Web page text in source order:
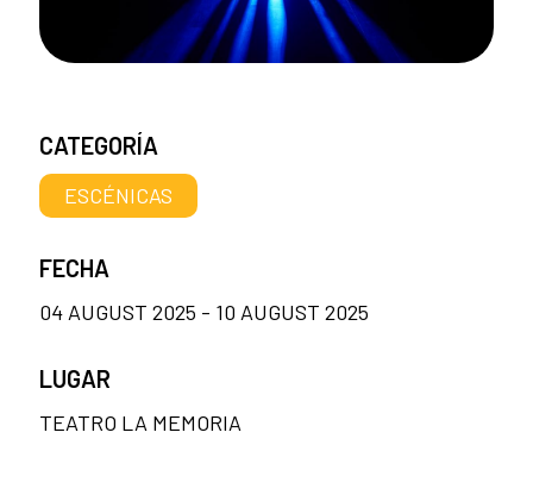
CATEGORÍA
ESCÉNICAS
FECHA
04 AUGUST 2025 - 10 AUGUST 2025
LUGAR
TEATRO LA MEMORIA